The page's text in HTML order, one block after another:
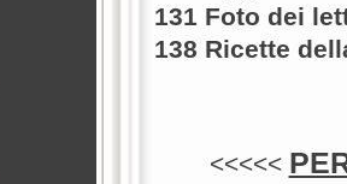
131 Foto dei
138 Ricette
<<<<<